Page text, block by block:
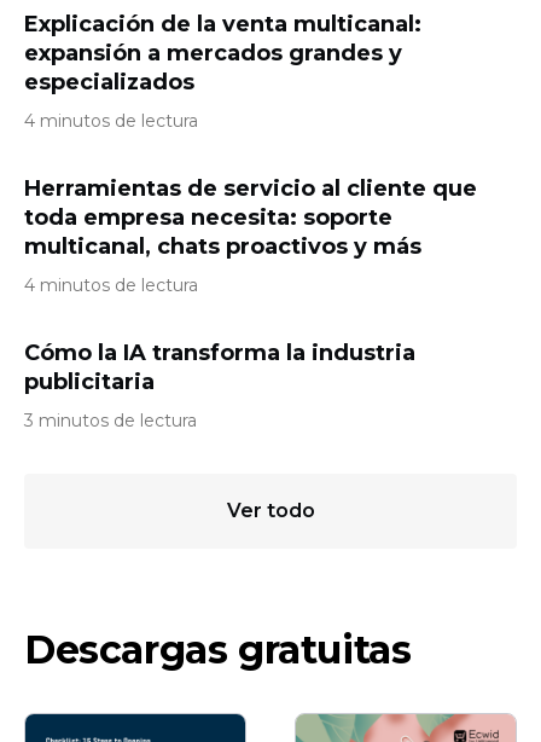
Explicación de la venta multicanal:
expansión a mercados grandes y
especializados
4 minutos de lectura
Herramientas de servicio al cliente que
toda empresa necesita: soporte
multicanal, chats proactivos y más
4 minutos de lectura
Cómo la IA transforma la industria
publicitaria
3 minutos de lectura
Ver todo
Descargas gratuitas